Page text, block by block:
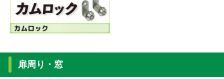
扉周り・窓